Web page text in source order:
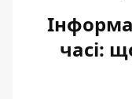
часі: